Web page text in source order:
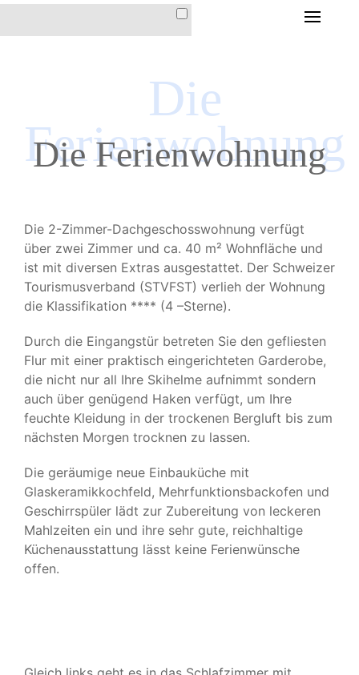
DIE FERIENWOHNUNG
DIE FERIENWOHNUNG
IM HAUS CHRISTINA
AUSSTATTUNG &
PREISE &
KONDITIONEN
DER ORT AROSA
IMPRESSIONEN
KONTAKT & BUCHUNG
Die
Ferienwohnung
Die Ferienwohnung
Die 2-Zimmer-Dachgeschosswohnung verfügt
über zwei Zimmer und ca. 40 m² Wohnfläche und
ist mit diversen Extras ausgestattet. Der Schweizer
Tourismusverband (STVFST) verlieh der Wohnung
die Klassifikation **** (4 –Sterne).
Durch die Eingangstür betreten Sie den gefliesten
Flur mit einer praktisch eingerichteten Garderobe,
die nicht nur all Ihre Skihelme aufnimmt sondern
auch über genügend Haken verfügt, um Ihre
feuchte Kleidung in der trockenen Bergluft bis zum
nächsten Morgen trocknen zu lassen.
Die geräumige neue Einbauküche mit
Glaskeramikkochfeld, Mehrfunktionsbackofen und
Geschirrspüler lädt zur Zubereitung von leckeren
Mahlzeiten ein und ihre sehr gute, reichhaltige
Küchenausstattung lässt keine Ferienwünsche
offen.